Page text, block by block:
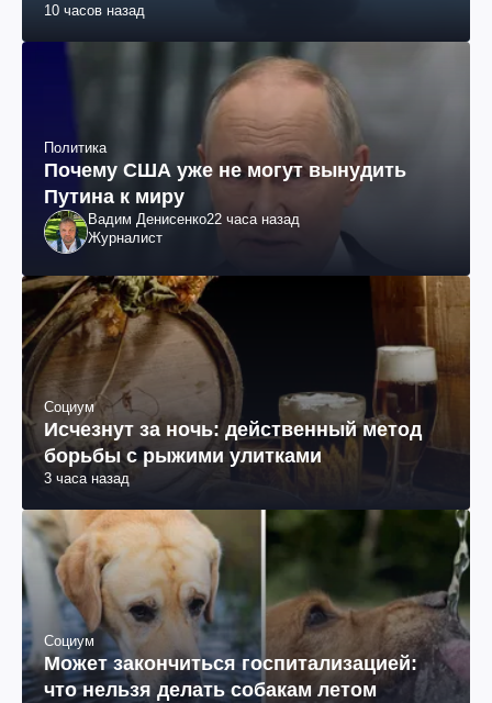
10 часов назад
Политика
Почему США уже не могут вынудить
Путина к миру
Вадим Денисенко22 часа назад
Журналист
Социум
Исчезнут за ночь: действенный метод
борьбы с рыжими улитками
3 часа назад
Социум
Может закончиться госпитализацией:
что нельзя делать собакам летом